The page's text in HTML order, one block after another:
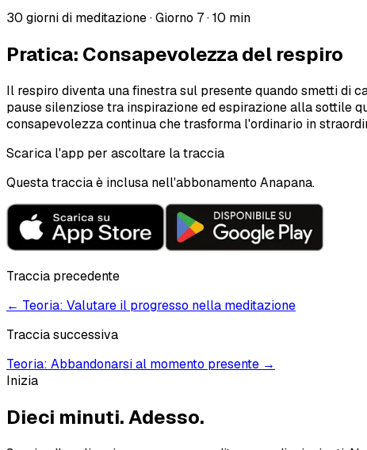
30 giorni di meditazione·Giorno 7·10 min
Pratica: Consapevolezza del respiro
Il respiro diventa una finestra sul presente quando smetti di
pause silenziose tra inspirazione ed espirazione alla sottile
consapevolezza continua che trasforma l'ordinario in
Scarica l'app per ascoltare la traccia
Questa traccia è inclusa nell'abbonamento Anapana.
Traccia precedente
← Teoria: Valutare il progresso nella meditazione
Traccia successiva
Teoria: Abbandonarsi al momento presente →
Inizia
Dieci minuti.Adesso.